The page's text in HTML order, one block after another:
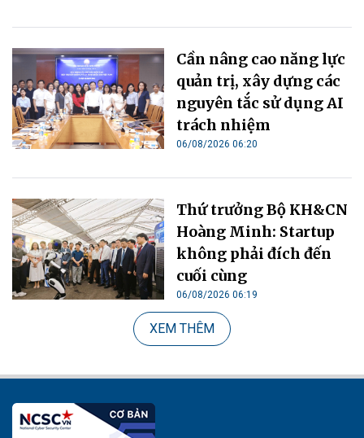
Cần nâng cao năng lực
quản trị, xây dựng các
nguyên tắc sử dụng AI
trách nhiệm
06/08/2026 06:20
Thứ trưởng Bộ KH&CN
Hoàng Minh: Startup
không phải đích đến
cuối cùng
06/08/2026 06:19
XEM THÊM